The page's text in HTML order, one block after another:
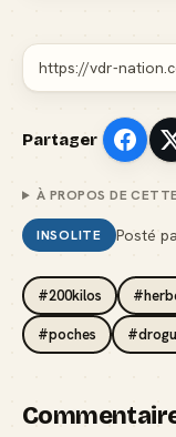
Partager
À PROPOS DE
INSOLITE Posté
#200kilos
#poches